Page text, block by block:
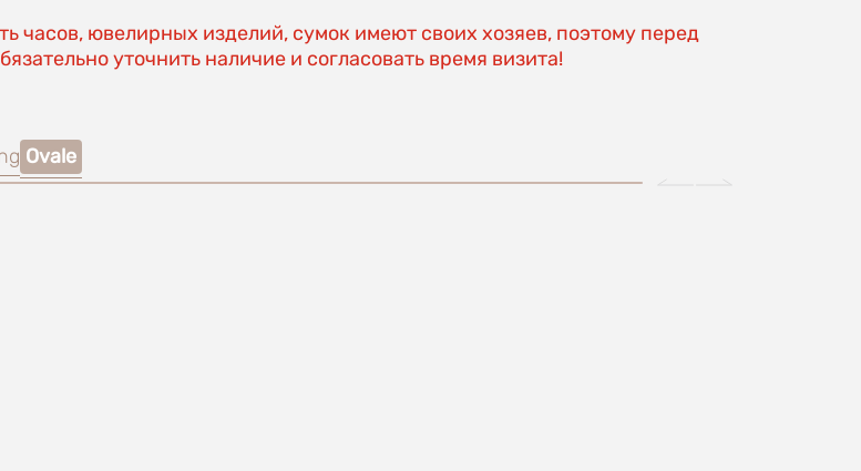
часов, ювелирных изделий, сумок имеют своих хозяев, поэтому перед
уточнить наличие и согласовать время визита!
Ovale